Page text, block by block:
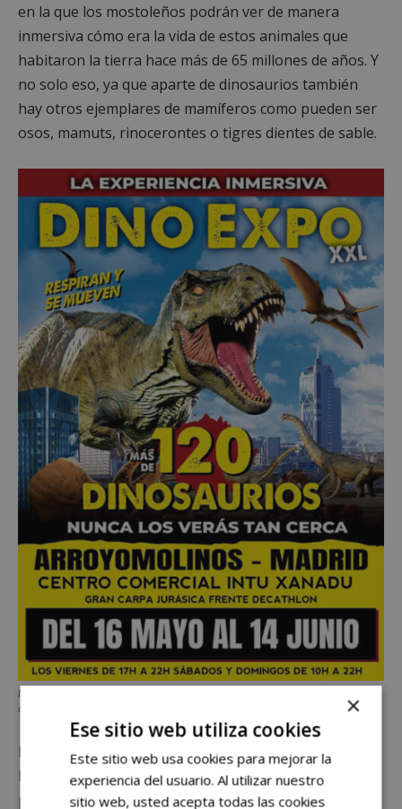
en la que los mostoleños podrán ver de manera
inmersiva cómo era la vida de estos animales que
habitaron la tierra hace más de 65 millones de años. Y
no solo eso, ya que aparte de dinosaurios también
hay otros ejemplares de mamíferos como pueden ser
osos, mamuts, rinocerontes o tigres dientes de sable.
Más de 120 especies a escala real en Xanadú: la mayor exposición de
dinosaurios aterriza cerca de Móstoles
La exposición cuenta con un aforo de 500 personas y
los usuarios disponen de una hora de acceso y salida
para disfrutar durante 90 minutos de la experiencia a
×
Ese sitio web utiliza cookies
Este sitio web usa cookies para mejorar la
experiencia del usuario. Al utilizar nuestro
sitio web, usted acepta todas las cookies